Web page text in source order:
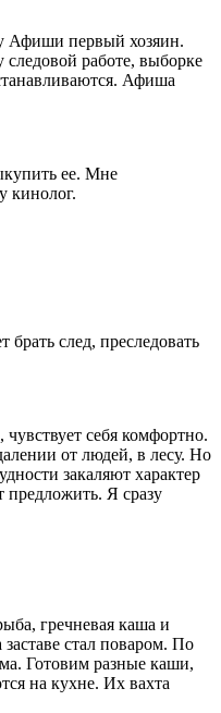
Афиши первый хозяин.
работе, выборке
Афиша
ее. Мне
кинолог.
след, преследовать
себя комфортно.
от людей, в лесу. Но
закаляют характер
предложить. Я сразу
гречневая каша и
стал поваром. По
Готовим разные каши,
на кухне. Их вахта